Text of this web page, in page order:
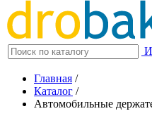
Главная /
Каталог /
Автомобильные